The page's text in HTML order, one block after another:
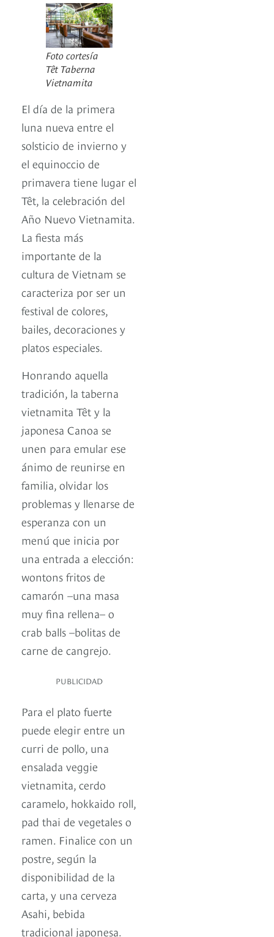
Foto cortesía
Têt Taberna
Vietnamita
El día de la primera
luna nueva entre el
solsticio de invierno y
el equinoccio de
primavera tiene lugar el
Têt, la celebración del
Año Nuevo Vietnamita.
La fiesta más
importante de la
cultura de Vietnam se
caracteriza por ser un
festival de colores,
bailes, decoraciones y
platos especiales.
Honrando aquella
tradición, la taberna
vietnamita Têt y la
japonesa Canoa se
unen para emular ese
ánimo de reunirse en
familia, olvidar los
problemas y llenarse de
esperanza con un
menú que inicia por
una entrada a elección:
wontons fritos de
camarón –una masa
muy fina rellena– o
crab balls –bolitas de
carne de cangrejo.
PUBLICIDAD
Para el plato fuerte
puede elegir entre un
curri de pollo, una
ensalada veggie
vietnamita, cerdo
caramelo, hokkaido roll,
pad thai de vegetales o
ramen. Finalice con un
postre, según la
disponibilidad de la
carta, y una cerveza
Asahi, bebida
tradicional japonesa.